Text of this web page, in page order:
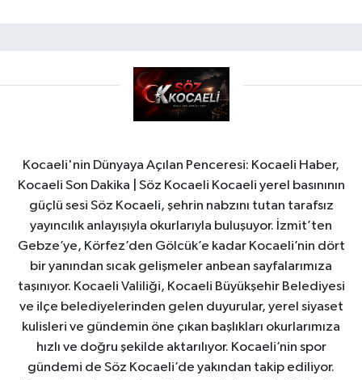
Kocaeli'nin Dünyaya Açılan Penceresi: Kocaeli Haber,
Kocaeli Son Dakika | Söz Kocaeli Kocaeli yerel basınının
güçlü sesi Söz Kocaeli, şehrin nabzını tutan tarafsız
yayıncılık anlayışıyla okurlarıyla buluşuyor. İzmit’ten
Gebze’ye, Körfez’den Gölcük’e kadar Kocaeli’nin dört
bir yanından sıcak gelişmeler anbean sayfalarımıza
taşınıyor. Kocaeli Valiliği, Kocaeli Büyükşehir Belediyesi
ve ilçe belediyelerinden gelen duyurular, yerel siyaset
kulisleri ve gündemin öne çıkan başlıkları okurlarımıza
hızlı ve doğru şekilde aktarılıyor. Kocaeli’nin spor
gündemi de Söz Kocaeli’de yakından takip ediliyor.